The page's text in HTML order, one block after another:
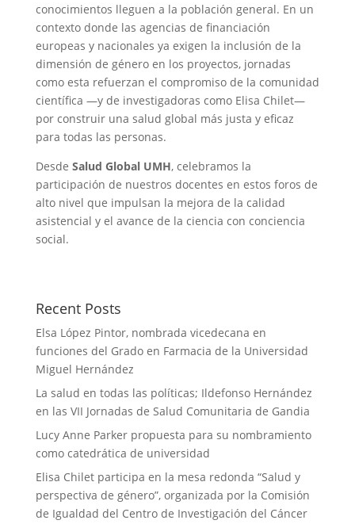
conocimientos lleguen a la población general. En un
contexto donde las agencias de financiación
europeas y nacionales ya exigen la inclusión de la
dimensión de género en los proyectos, jornadas
como esta refuerzan el compromiso de la comunidad
científica —y de investigadoras como Elisa Chilet—
por construir una salud global más justa y eficaz
para todas las personas.
Desde Salud Global UMH, celebramos la
participación de nuestros docentes en estos foros de
alto nivel que impulsan la mejora de la calidad
asistencial y el avance de la ciencia con conciencia
social.
Recent Posts
Elsa López Pintor, nombrada vicedecana en
funciones del Grado en Farmacia de la Universidad
Miguel Hernández
La salud en todas las políticas; Ildefonso Hernández
en las VII Jornadas de Salud Comunitaria de Gandia
Lucy Anne Parker propuesta para su nombramiento
como catedrática de universidad
Elisa Chilet participa en la mesa redonda “Salud y
perspectiva de género”, organizada por la Comisión
de Igualdad del Centro de Investigación del Cáncer